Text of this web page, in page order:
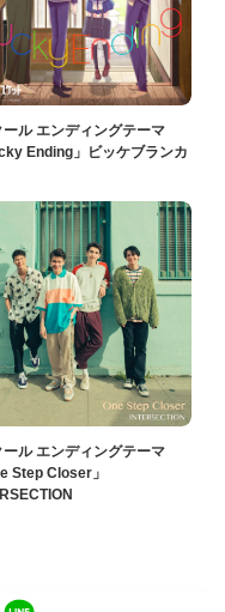
ール エンディングテーマ
Ending」ビッケブランカ
ール エンディングテーマ
Step Closer」